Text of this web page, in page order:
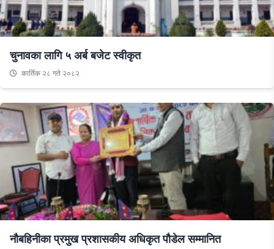
चुनावका लागि ५ अर्ब बजेट स्वीकृत
कार्तिक २८ गते २०८२
नौबहिनीका प्रमुख प्रशासकीय अधिकृत पौडेल सम्मानित